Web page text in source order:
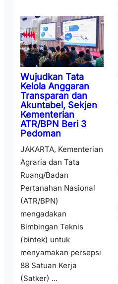
Wujudkan Tata
Kelola Anggaran
Transparan dan
Akuntabel, Sekjen
Kementerian
ATR/BPN Beri 3
Pedoman
JAKARTA, Kementerian
Agraria dan Tata
Ruang/Badan
Pertanahan Nasional
(ATR/BPN)
mengadakan
Bimbingan Teknis
(bintek) untuk
menyamakan persepsi
88 Satuan Kerja
(Satker) ...